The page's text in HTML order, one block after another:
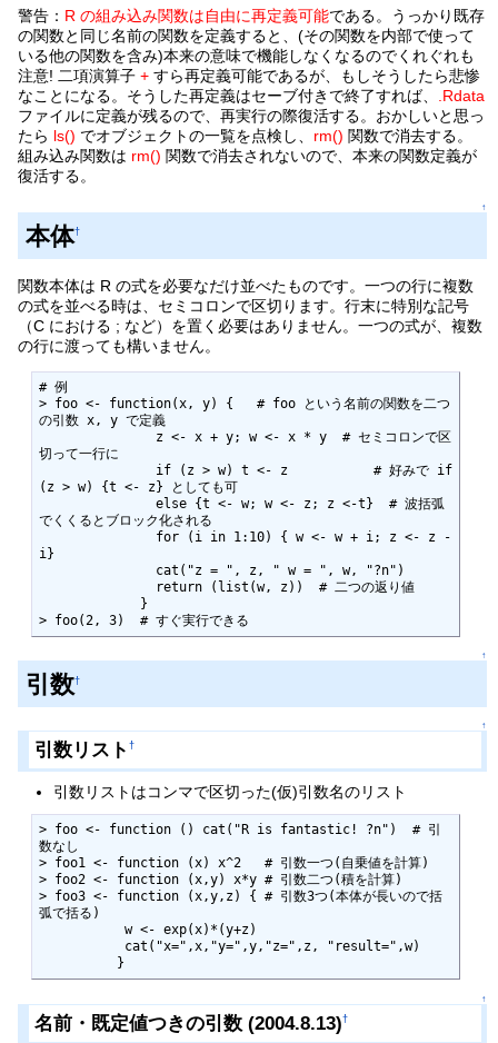
警告： R の組み込み関数は自由に再定義可能である。うっかり既存
の関数と同じ名前の関数を定義すると、(その関数を内部で使って
いる他の関数を含み)本来の意味で機能しなくなるのでくれぐれも
注意! 二項演算子+ すら再定義可能であるが、もしそうしたら悲惨
なことになる。そうした再定義はセーブ付きで終了すれば、
.Rdata
ファイルに定義が残るので、再実行の際復活する。おかしいと思っ
たら ls() でオブジェクトの一覧を点検し、 rm() 関数で消去する。
組み込み関数は rm() 関数で消去されないので、本来の関数定義が
復活する。
↑
本体†
関数本体は R の式を必要なだけ並べたものです。一つの行に複数
の式を並べる時は、セミコロンで区切ります。行末に特別な記号
（C における ; など）を置く必要はありません。一つの式が、複数
の行に渡っても構いません。
# 例
> foo <- function(x, y) {   # foo という名前の関数を二つ
の引数 x, y で定義
切って一行に
(z > w) {t <- z} としても可
でくくるとブロック化される
i}
> foo(2, 3)  # すぐ実行できる
↑
引数†
↑
引数リスト†
引数リストはコンマで区切った(仮)引数名のリスト
> foo <- function () cat("R is fantastic! ?n")  # 引
数なし
> foo1 <- function (x) x^2   # 引数一つ(自乗値を計算)
> foo2 <- function (x,y) x*y # 引数二つ(積を計算)
> foo3 <- function (x,y,z) { # 引数3つ(本体が長いので括
弧で括る)
          }
↑
名前・既定値つきの引数 (2004.8.13)†